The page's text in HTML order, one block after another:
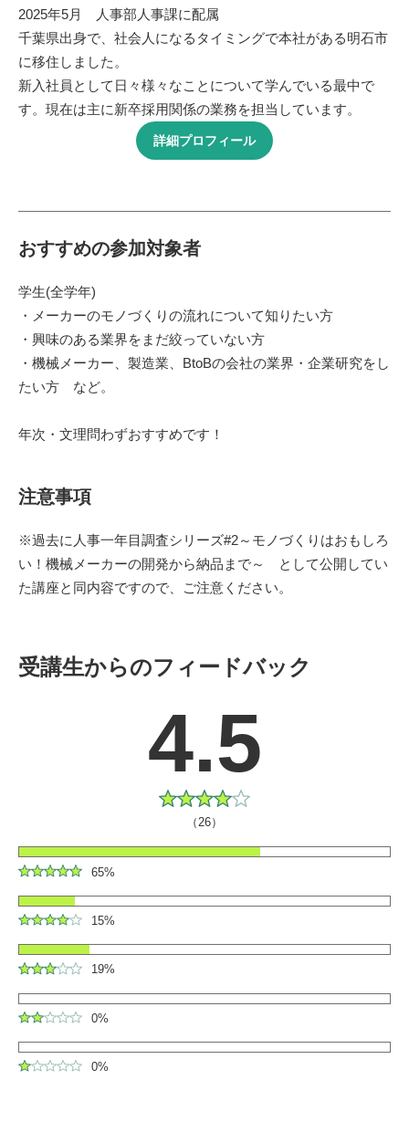
2025年5月 人事部人事課に配属
千葉県出身で、社会人になるタイミングで本社がある明石市
に移住しました。
新入社員として日々様々なことについて学んでいる最中で
す。現在は主に新卒採用関係の業務を担当しています。
詳細プロフィール
おすすめの参加対象者
学生(全学年)
・メーカーのモノづくりの流れについて知りたい方
・興味のある業界をまだ絞っていない方
・機械メーカー、製造業、BtoBの会社の業界・企業研究をし
たい方 など。
年次・文理問わずおすすめです！
注意事項
※過去に人事一年目調査シリーズ#2～モノづくりはおもしろ
い！機械メーカーの開発から納品まで～ として公開してい
た講座と同内容ですので、ご注意ください。
受講生からのフィードバック
4.5
（26）
65%
15%
19%
0%
0%